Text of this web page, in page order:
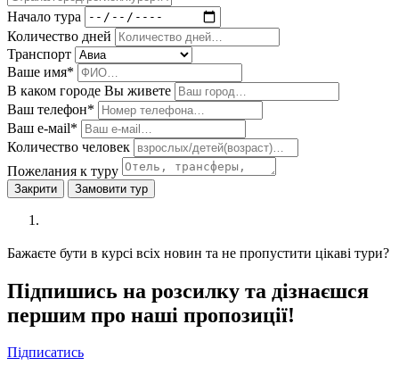
Начало тура
Количество дней
Транспорт
Ваше имя*
В каком городе Вы живете
Ваш телефон*
Ваш е-мail*
Количество человек
Пожелания к туру
Закрити Замовити тур
Бажаєте бути в курсі всіх новин та не пропустити цікаві тури?
Підпишись на розсилку та дізнаєшся
першим про наші пропозиції!
Підписатись